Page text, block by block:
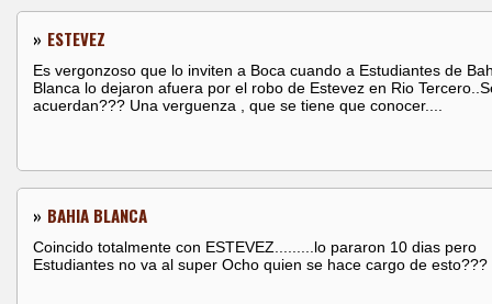
» ESTEVEZ
Es vergonzoso que lo inviten a Boca cuando a Estudiantes de
Blanca lo dejaron afuera por el robo de Estevez en Rio
acuerdan??? Una verguenza , que se tiene que conocer....
» BAHIA BLANCA
Coincido totalmente con ESTEVEZ.........lo pararon 10 dias pero
Estudiantes no va al super Ocho quien se hace cargo de esto???